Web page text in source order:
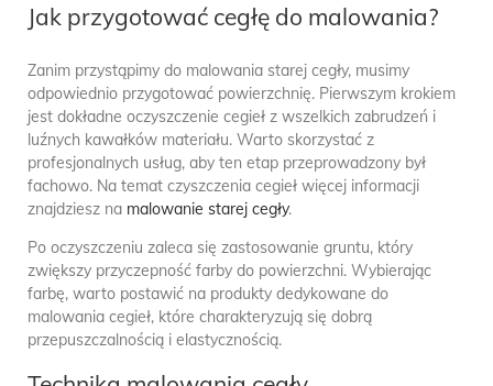
Jak przygotować cegłę do malowania?
Zanim przystąpimy do malowania starej cegły, musimy
odpowiednio przygotować powierzchnię. Pierwszym krokiem
jest dokładne oczyszczenie cegieł z wszelkich zabrudzeń i
luźnych kawałków materiału. Warto skorzystać z
profesjonalnych usług, aby ten etap przeprowadzony był
fachowo. Na temat czyszczenia cegieł więcej informacji
znajdziesz na malowanie starej cegły.
Po oczyszczeniu zaleca się zastosowanie gruntu, który
zwiększy przyczepność farby do powierzchni. Wybierając
farbę, warto postawić na produkty dedykowane do
malowania cegieł, które charakteryzują się dobrą
przepuszczalnością i elastycznością.